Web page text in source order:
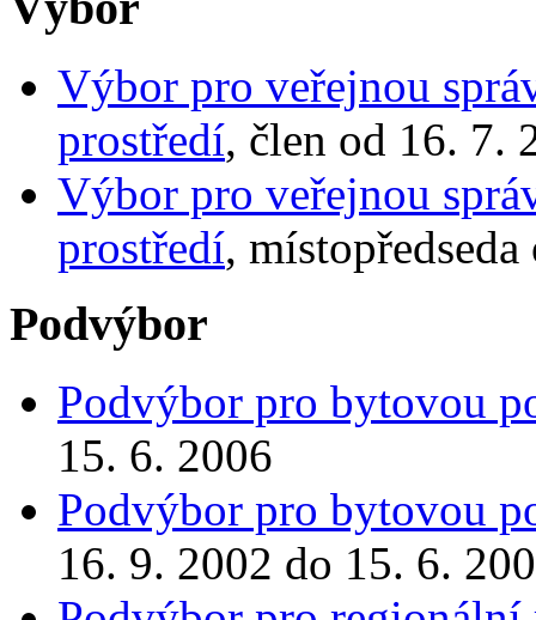
Výbor pro veřejnou
prostředí, člen od 16. 7.
Výbor pro veřejnou
prostředí,
Podvýbor
Podvýbor pro bytovou
15. 6. 2006
Podvýbor pro bytovou
16. 9. 2002 do 15. 6.